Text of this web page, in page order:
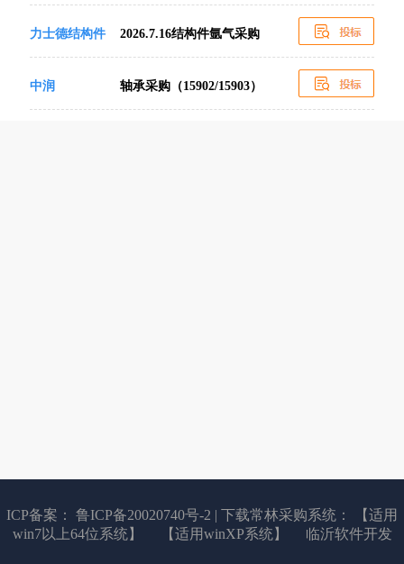
力士德结构件 2026.7.16结构件氩气采购
中润 轴承采购（15902/15903）
ICP备案： 鲁ICP备20020740号-2 | 下载常林采购系统：
【适用
win7以上64位系统】
【适用winXP系统】 临沂软件开发